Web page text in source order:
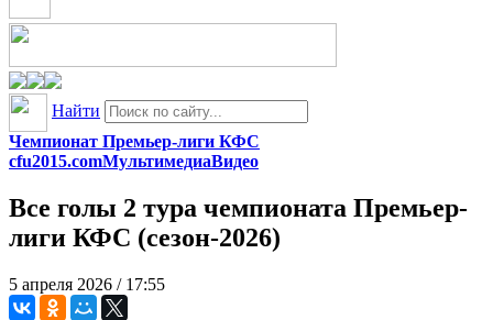
Найти
Чемпионат Премьер-лиги КФС
cfu2015.comМультимедиаВидео
Все голы 2 тура чемпионата Премьер-
лиги КФC (сезон-2026)
5 апреля 2026 / 17:55